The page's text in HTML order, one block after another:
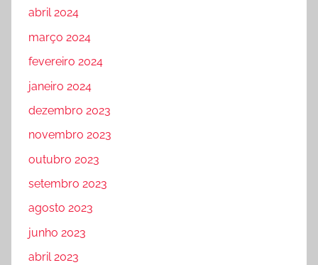
abril 2024
março 2024
fevereiro 2024
janeiro 2024
dezembro 2023
novembro 2023
outubro 2023
setembro 2023
agosto 2023
junho 2023
abril 2023